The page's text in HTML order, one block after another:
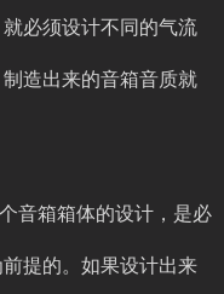
必须设计不同的气流
造出来的音箱音质就
箱箱体的设计，是必
提的。如果设计出来